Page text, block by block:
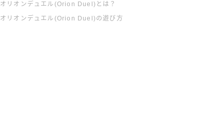
オリオンデュエル(Orion Duel)とは？
オリオンデュエル(Orion Duel)の遊び方